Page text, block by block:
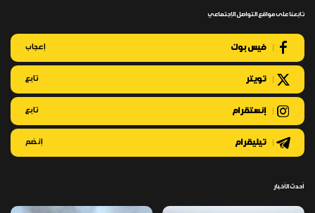
تابعنا على مواقع التواصل الإجتماعي
فيس بوك إعجاب
تويتر تابع
إنستقرام تابع
تيليقرام إنضم
أحدث الأخبار